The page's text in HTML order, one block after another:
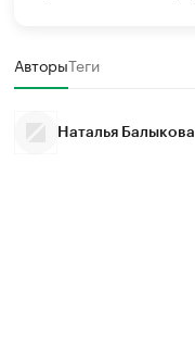
АвторыТеги
Наталья Балыкова